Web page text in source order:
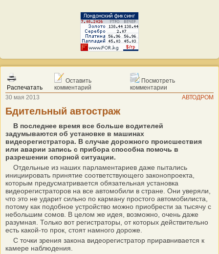
Распечатать
Оставить
комментарий
Посмотреть
комментарии
30 мая 2013
АВТОДРОМ
Бдительный автостраж
В последнее время все больше водителей
задумываются об установке в машинах
видеорегистратора. В случае дорожного происшествия
или аварии запись с прибора способна помочь в
разрешении спорной ситуации.
Отдельные из наших парламентариев даже пытались
инициировать принятие соответствующего законопроекта,
которым предусматривается обязательная установка
видеорегистраторов на все автомобили в стране. Они уверяли,
что это не ударит сильно по карману простого автомобилиста,
потому как подобное устройство можно приобрести за тысячу с
небольшим сомов. В целом же идея, возможно, очень даже
разумная. Только вот регистраторы, от которых действительно
есть какой-то прок, стоят намного дороже.
С точки зрения закона видеорегистратор приравнивается к
камере наблюдения.